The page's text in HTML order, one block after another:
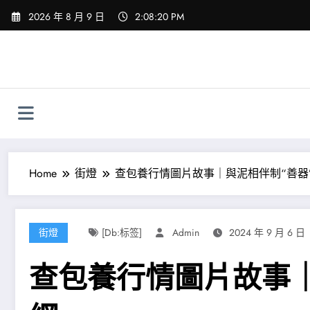
Skip
2026 年 8 月 9 日 2:08:21 PM
Home 街燈 查包養行情圖片故事｜與泥相伴制“善
街燈 [db:标签] Admin 2024 年 9 月 6 日
查包養行情圖片故事